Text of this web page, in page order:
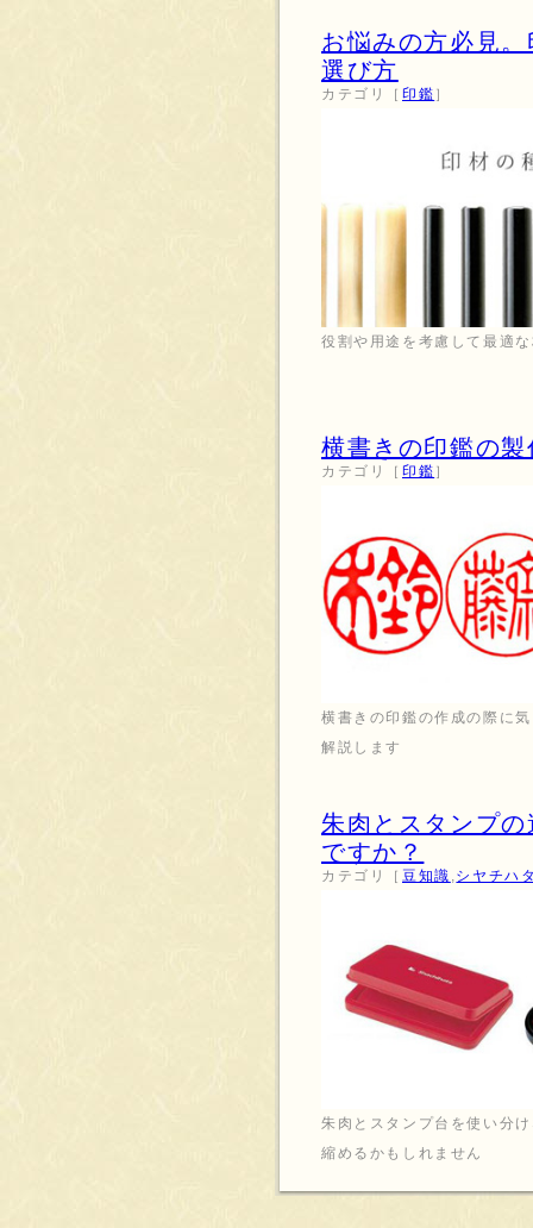
お悩みの方必見
選び方
カテゴリ［ 印鑑 ］
役割や用途を考慮して最適
横書きの印鑑の
カテゴリ［ 印鑑 ］
横書きの印鑑の作成の際に
解説します
朱肉とスタンプ
ですか？
カテゴリ［ 豆知識 ,シヤチハ
朱肉とスタンプ台を使い分
縮めるかもしれません